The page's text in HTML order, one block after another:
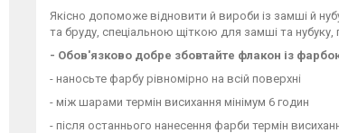
Якісно допоможе відновити й вироби із замші й
та бруду, спеціальною щіткою для замші та
- Обов'язково добре збовтайте флакон із
- наносьте фарбу рівномірно на всій поверхні
- між шарами термін висихання мінімум 6 годин
- після останнього нанесення фарби термін